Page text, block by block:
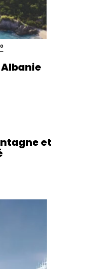
et